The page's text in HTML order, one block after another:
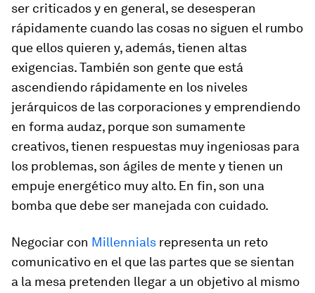
ser criticados y en general, se desesperan
rápidamente cuando las cosas no siguen el rumbo
que ellos quieren y, además, tienen altas
exigencias. También son gente que está
ascendiendo rápidamente en los niveles
jerárquicos de las corporaciones y emprendiendo
en forma audaz, porque son sumamente
creativos, tienen respuestas muy ingeniosas para
los problemas, son ágiles de mente y tienen un
empuje energético muy alto. En fin, son una
bomba que debe ser manejada con cuidado.
Negociar con Millennials representa un reto
comunicativo en el que las partes que se sientan
a la mesa pretenden llegar a un objetivo al mismo